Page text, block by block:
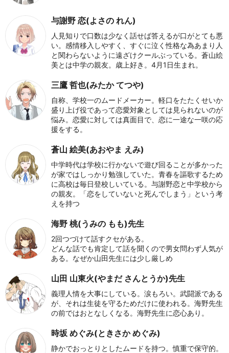
与謝野 恋(よさの れん)
人見知りで口数は少なく話せば答えるが口がとても悪
い。感情移入しやすく、すぐに泣く性格な為あまり人
と関わらないように遠ざけクールぶっている。蒼山絵
美とは中学の親友。歳上好き。4月1日生まれ。
三鷹 哲也(みたか てつや)
自称、学校一のムードメーカー。軽口をたたくせいか
盛り上げ役であって恋愛対象としては見られないのが
悩み。恋愛に対しては真面目で、恋に一途な一咲の応
援をする。
蒼山 絵美(あおやま えみ)
中学時代は学校に行かないで遊び回ることが多かった
が家ではしっかり勉強していた。青春を謳歌するため
に高校は毎日登校しいている。与謝野恋と中学校から
の親友。「恋をしていないと死んでしまう」という考
えを持つ
海野 桃(うみの もも)先生
2回つづけて話すクセがある。
どんな話でも肯定して話を聞くので男女問わず人気が
ある。なぜか山田先生には少し厳しめ
山田 山東火(やまだ さんとうか)先生
義理人情を大事にしている。涙もろい。武闘派である
が、それは生徒を守るためだけに使われる。海野先生
の前ではおとなしくなる。海野先生に恋心あり。
時坂 めぐみ(ときさか めぐみ)
静かでおっとりとしたムードを持つ。慎重で保守的。